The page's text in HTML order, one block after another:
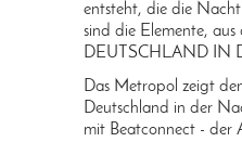
entsteht, die die
sind die Elemente,
DEUTSCHLAND IN
Das Metropol zeigt
Deutschland in der
mit Beatconnect - der